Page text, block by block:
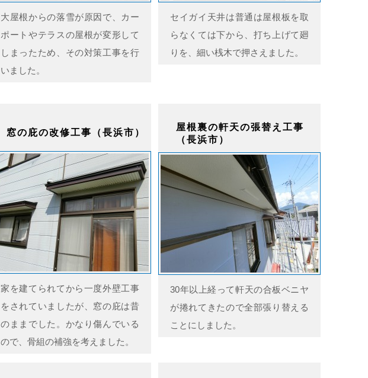
大屋根からの落雪が原因で、カー
ポートやテラスの屋根が変形して
しまったため、その対策工事を行
いました。
セイガイ天井は普通は屋根板を取
らなくては下から、打ち上げて廻
りを、細い桟木で押さえました。
窓の庇の改修工事（長浜市）
家を建てられてから一度外壁工事
をされていましたが、窓の庇は昔
のままでした。かなり傷んでいる
ので、骨組の補強を考えました。
屋根裏の軒天の張替え工事
（長浜市）
30年以上経って軒天の合板ベニヤ
が捲れてきたので全部張り替える
ことにしました。